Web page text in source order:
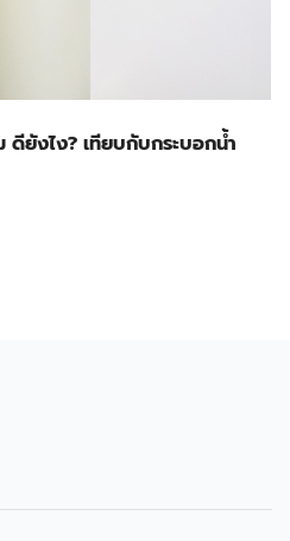
ดียังไง? เทียบกับกระบอกน้ำ